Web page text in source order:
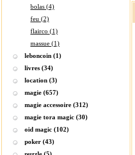
bolas (4)
feu (2)
flairco (1)
massue (1)
leboncoin (1)
livres (34)
location (3)
magie (657)
magie accessoire (312)
magie tora magic (30)
oid magic (102)
poker (43)